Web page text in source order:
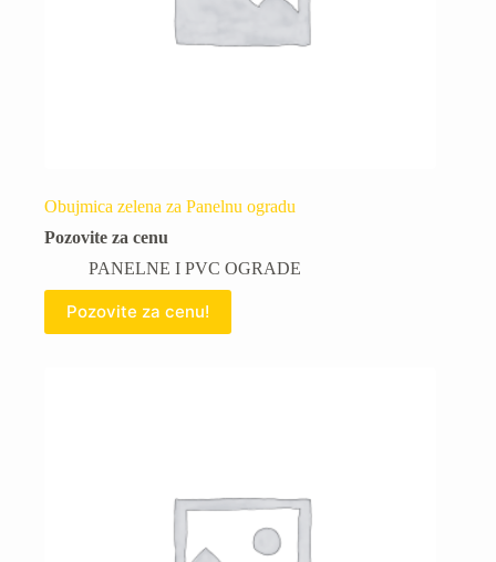
Obujmica zelena za Panelnu ogradu
Pozovite za cenu
PANELNE I PVC OGRADE
Pozovite za cenu!